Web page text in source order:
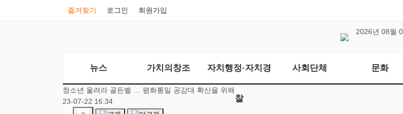
즐겨찾기 로그인 회원가입
2026년 08월
뉴스 가치의창조 자치행정·자치경
찰
사회단체 문화
청소년 울려라 골든벨 … 평화통일 공감대 확산을 위해
23-07-22 16:34